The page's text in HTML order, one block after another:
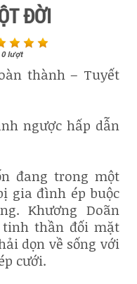
ĐỜI
0lượt
thành – Tuyết
ngược hấp dẫn
đang trong một
gia đình ép buộc
Khương Doãn
thần đối mặt
dọn về sống với
cưới.